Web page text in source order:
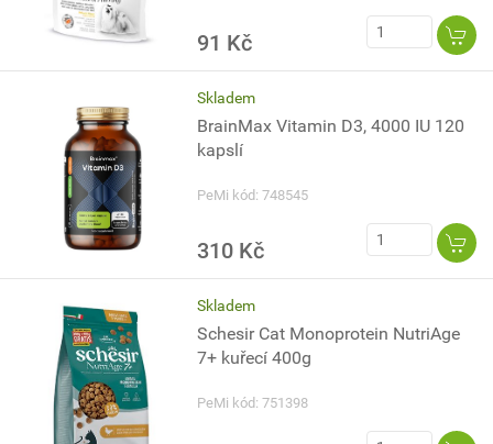
91 Kč
Skladem
BrainMax Vitamin D3, 4000 IU 120
kapslí
PeMi kód: 748545
310 Kč
Skladem
Schesir Cat Monoprotein NutriAge
7+ kuřecí 400g
PeMi kód: 751398